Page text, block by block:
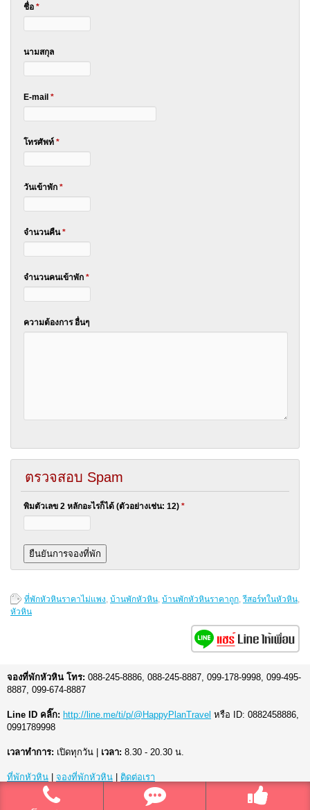
ชื่อ *
นามสกุล
E-mail *
โทรศัพท์ *
วันเข้าพัก *
จำนวนคืน*
จำนวนคนเข้าพัก *
ความต้องการ อื่นๆ
ตรวจสอบ Spam
พิมตัวเลข 2 หลักอะไรก็ได้ (ตัวอย่างเช่น: 12) *
ที่พักหัวหินราคาไม่แพง, บ้านพักหัวหิน, บ้านพักหัวหินราคาถูก,รีสอร์ทในหัวหิน,
หัวหิน
จองที่พักหัวหิน โทร: 088-245-8886, 088-245-8887, 099-178-9998, 099-495-
8887, 099-674-8887
Line ID คลิ๊ก: http://line.me/ti/p/@HappyPlanTravel หรือ ID: 0882458886,
0991789998
เวลาทำการ: เปิดทุกวัน | เวลา: 8.30 - 20.30 น.
ที่พักหัวหิน จองที่พักหัวหิน ติดต่อเรา
© 2026ที่พักหัวหิน